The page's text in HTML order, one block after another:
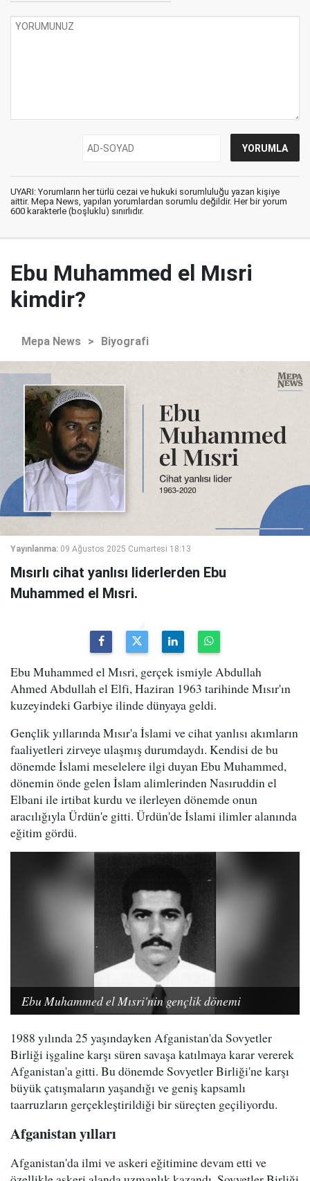
UYARI: Yorumların her türlü cezai ve hukuki sorumluluğu yazan kişiye
aittir. Mepa News, yapılan yorumlardan sorumlu değildir. Her bir yorum
600 karakterle (boşluklu) sınırlıdır.
Ebu Muhammed el Mısri
kimdir?
Mepa News > Biyografi
Yayınlanma: 09 Ağustos 2025 Cumartesi 18:13
Mısırlı cihat yanlısı liderlerden Ebu
Muhammed el Mısri.
Ebu Muhammed el Mısri, gerçek ismiyle Abdullah
Ahmed Abdullah el Elfi, Haziran 1963 tarihinde Mısır'ın
kuzeyindeki Garbiye ilinde dünyaya geldi.
Gençlik yıllarında Mısır'a İslami ve cihat yanlısı akımların
faaliyetleri zirveye ulaşmış durumdaydı. Kendisi de bu
dönemde İslami meselelere ilgi duyan Ebu Muhammed,
dönemin önde gelen İslam alimlerinden Nasıruddin el
Elbani ile irtibat kurdu ve ilerleyen dönemde onun
aracılığıyla Ürdün'e gitti. Ürdün'de İslami ilimler alanında
eğitim gördü.
Ebu Muhammed el Mısri'nin gençlik dönemi
1988 yılında 25 yaşındayken Afganistan'da Sovyetler
Birliği işgaline karşı süren savaşa katılmaya karar vererek
Afganistan'a gitti. Bu dönemde Sovyetler Birliği'ne karşı
büyük çatışmaların yaşandığı ve geniş kapsamlı
taarruzların gerçekleştirildiği bir süreçten geçiliyordu.
Afganistan yılları
Afganistan'da ilmi ve askeri eğitimine devam etti ve